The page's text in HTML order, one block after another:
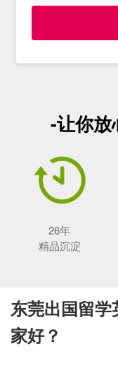
-让你放
26年
精品沉淀
东莞出国留
家好？